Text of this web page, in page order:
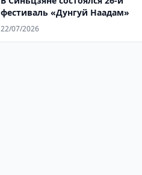
фестиваль «Дунгуй Наадам»
22/07/2026